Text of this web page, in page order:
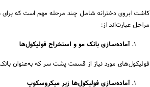
کاشت ابروی دخترانه شامل چند مرحله مهم است که برای
مراحل عبارت‌اند از:
آماده‌سازی بانک مو و استخراج فولیکول‌ها
فولیکول‌های مورد نیاز از قسمت پشت سر که به‌عنوان
آماده‌سازی فولیکول‌ها زیر میکروسکوپ